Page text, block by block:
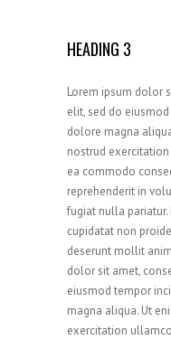
HEADING 3
Lorem ipsum dolor
elit, sed do
dolore magna
nostrud
ea commodo
reprehenderit in
fugiat nulla
cupidatat non
deserunt mollit
dolor sit amet,
eiusmod tempor
magna aliqua. Ut
exercitation